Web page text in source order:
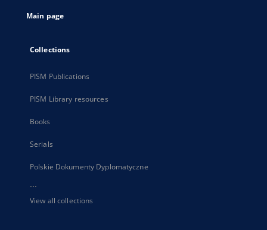
Main page
Collections
PISM Publications
PISM Library resources
Books
Serials
Polskie Dokumenty Dyplomatyczne
...
View all collections